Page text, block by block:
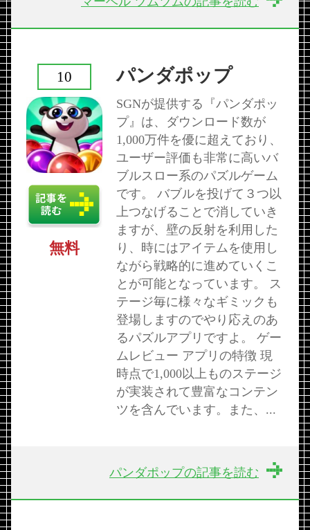
パンダポップ
SGNが提供する『パンダポッ
プ』は、ダウンロード数が
1,000万件を優に超えており、
ユーザー評価も非常に高いバ
ブルスロー系のパズルゲーム
です。 バブルを投げて３つ以
上つなげることで消していき
ますが、壁の反射を利用した
り、時にはアイテムを使用し
ながら戦略的に進めていくこ
とが可能となっています。 ス
テージ毎に様々なギミックも
登場しますのでやり応えのあ
るパズルアプリですよ。 ゲー
ムレビュー アプリの特徴 現
時点で1,000以上ものステージ
が実装されて豊富なコンテン
ツを含んでいます。また、...
10
無料
パンダポップの記事を読む